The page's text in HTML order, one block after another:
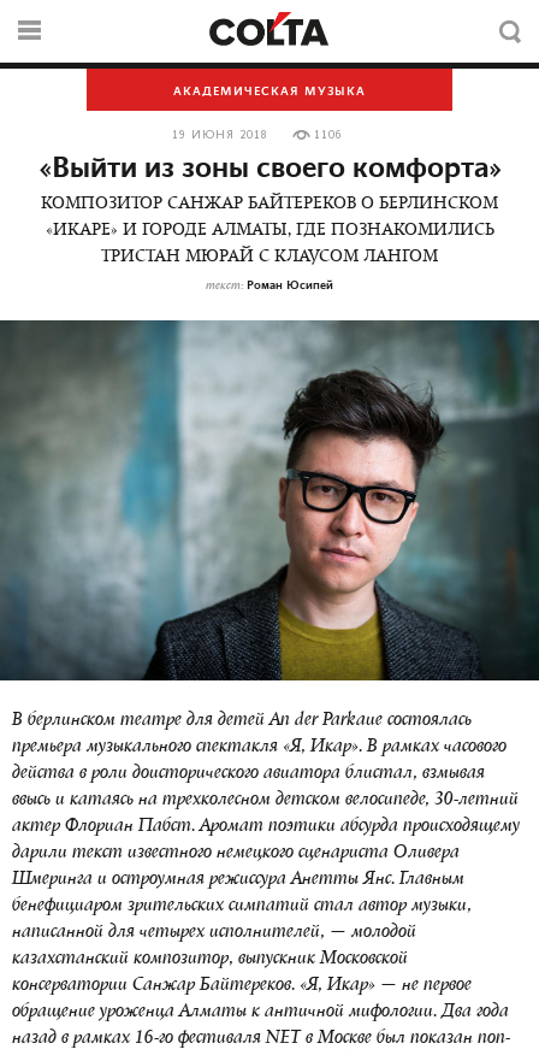
АКАДЕМИЧЕСКАЯ МУЗЫКА
19 ИЮНЯ 2018 1106
«Выйти из зоны своего комфорта»
КОМПОЗИТОР САНЖАР БАЙТЕРЕКОВ О БЕРЛИНСКОМ
«ИКАРЕ» И ГОРОДЕ АЛМАТЫ, ГДЕ ПОЗНАКОМИЛИСЬ
ТРИСТАН МЮРАЙ С КЛАУСОМ ЛАНГОМ
текст: Роман Юсипей
В берлинском театре для детей An der Parkaue состоялась
премьера музыкального спектакля «Я, Икар». В рамках часового
действа в роли доисторического авиатора блистал, взмывая
ввысь и катаясь на трехколесном детском велосипеде, 30-летний
актер Флориан Пабст. Аромат поэтики абсурда происходящему
дарили текст известного немецкого сценариста Оливера
Шмеринга и остроумная режиссура Анетты Янс. Главным
бенефициаром зрительских симпатий стал автор музыки,
написанной для четырех исполнителей, — молодой
казахстанский композитор, выпускник Московской
консерватории Санжар Байтереков. «Я, Икар» — не первое
обращение уроженца Алматы к античной мифологии. Два года
назад в рамках 16-го фестиваля NET в Москве был показан поп-